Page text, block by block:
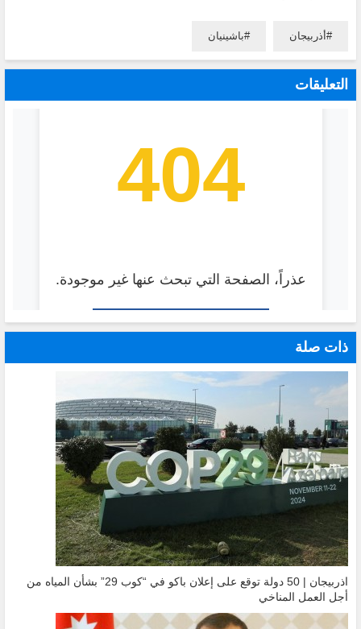
أذربيجان باشينيان
التعليقات
ذات صلة
اذربيجان | 50 دولة توقع على إعلان باكو في “كوب 29” بشأن المياه من
أجل العمل المناخي